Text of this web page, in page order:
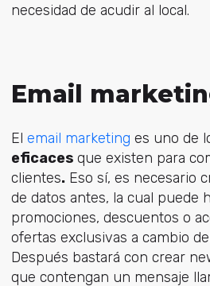
necesidad de acudir al local.
Email
El email marketing es uno de
eficaces que existen para
clientes.Eso sí, es necesario
de datos antes, la cual puede
promociones, descuentos o
ofertas exclusivas a cambio
Después bastará con crear
que contengan un mensaje